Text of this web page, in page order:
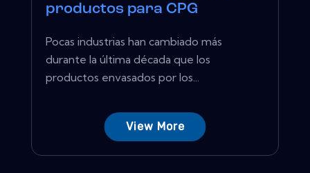
productos para CPG
Pocas industrias han cambiado más
durante la última década que los
productos envasados ​​por los...
View More